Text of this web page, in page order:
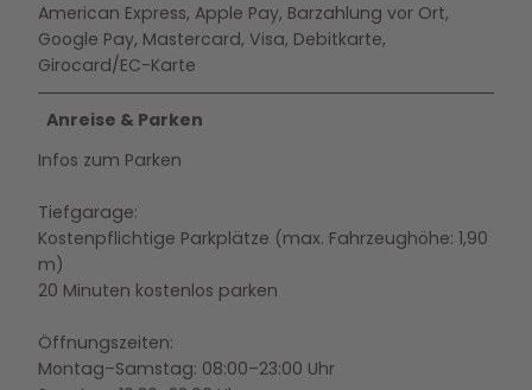
American Express, Apple Pay, Barzahlung vor Ort,
Google Pay, Mastercard, Visa, Debitkarte,
Girocard/EC-Karte
Anreise & Parken
Infos zum Parken
Tiefgarage:
Kostenpflichtige Parkplätze (max. Fahrzeughöhe: 1,90
m)
20 Minuten kostenlos parken
Öffnungszeiten:
Montag–Samstag: 08:00–23:00 Uhr